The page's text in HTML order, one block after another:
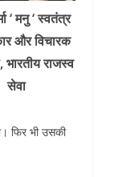
‘ मनु ‘ स्वतंत्र
और विचारक
भारतीय राजस्व
सेवा
फिर भी उसकी